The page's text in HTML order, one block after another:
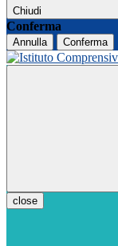
Chiudi
Conferma
Annulla Conferma
close